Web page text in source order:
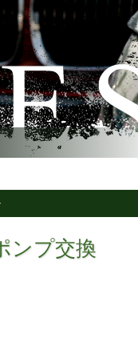
ンプ交換